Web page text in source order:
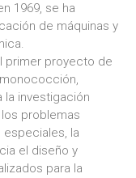
1969, se ha
de máquinas y
primer proyecto de
investigación
problemas
la
el diseño y
para la